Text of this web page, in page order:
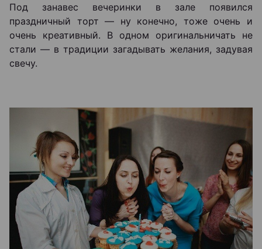
Под занавес вечеринки в зале появился
праздничный торт — ну конечно, тоже очень и
очень креативный. В одном оригинальничать не
стали — в традиции загадывать желания, задувая
свечу.